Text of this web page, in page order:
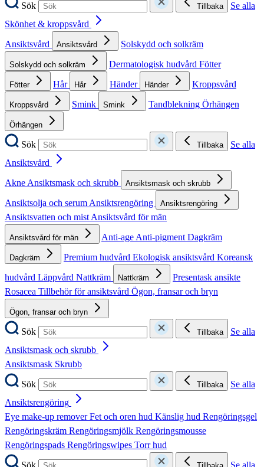
Sök
Tillbaka
Se alla
Skönhet & kroppsvård
Ansiktsvård
Ansiktsvård Solskydd och solkräm
Solskydd och solkräm Dermatologisk hudvård Fötter
Fötter Hår Hår Händer Händer Kroppsvård
Kroppsvård Smink Smink Tandblekning Örhängen
Örhängen
Sök Tillbaka
Se alla
Ansiktsvård
AkneAnsiktsmask och skrubb Ansiktsmask och skrubb
Ansiktsolja och serumAnsiktsrengöring Ansiktsrengöring
Ansiktsvatten och mistAnsiktsvård för män
Ansiktsvård för män Anti-ageAnti-pigmentDagkräm
Dagkräm Premium hudvård Ekologisk ansiktsvård Koreansk
hudvård Läppvård Nattkräm Nattkräm
Presentask ansikte
Rosacea Tillbehör för ansiktsvård Ögon, fransar och bryn
Ögon, fransar och bryn
Sök Tillbaka
Se alla
Ansiktsmask och skrubb
Ansiktsmask Skrubb
Sök
Tillbaka
Se alla
Ansiktsrengöring
Eye make-up removerFet och oren hud Känslig hud Rengöringsgel
Rengöringskräm Rengöringsmjölk Rengöringsmousse
Rengöringspads Rengöringswipes Torr hud